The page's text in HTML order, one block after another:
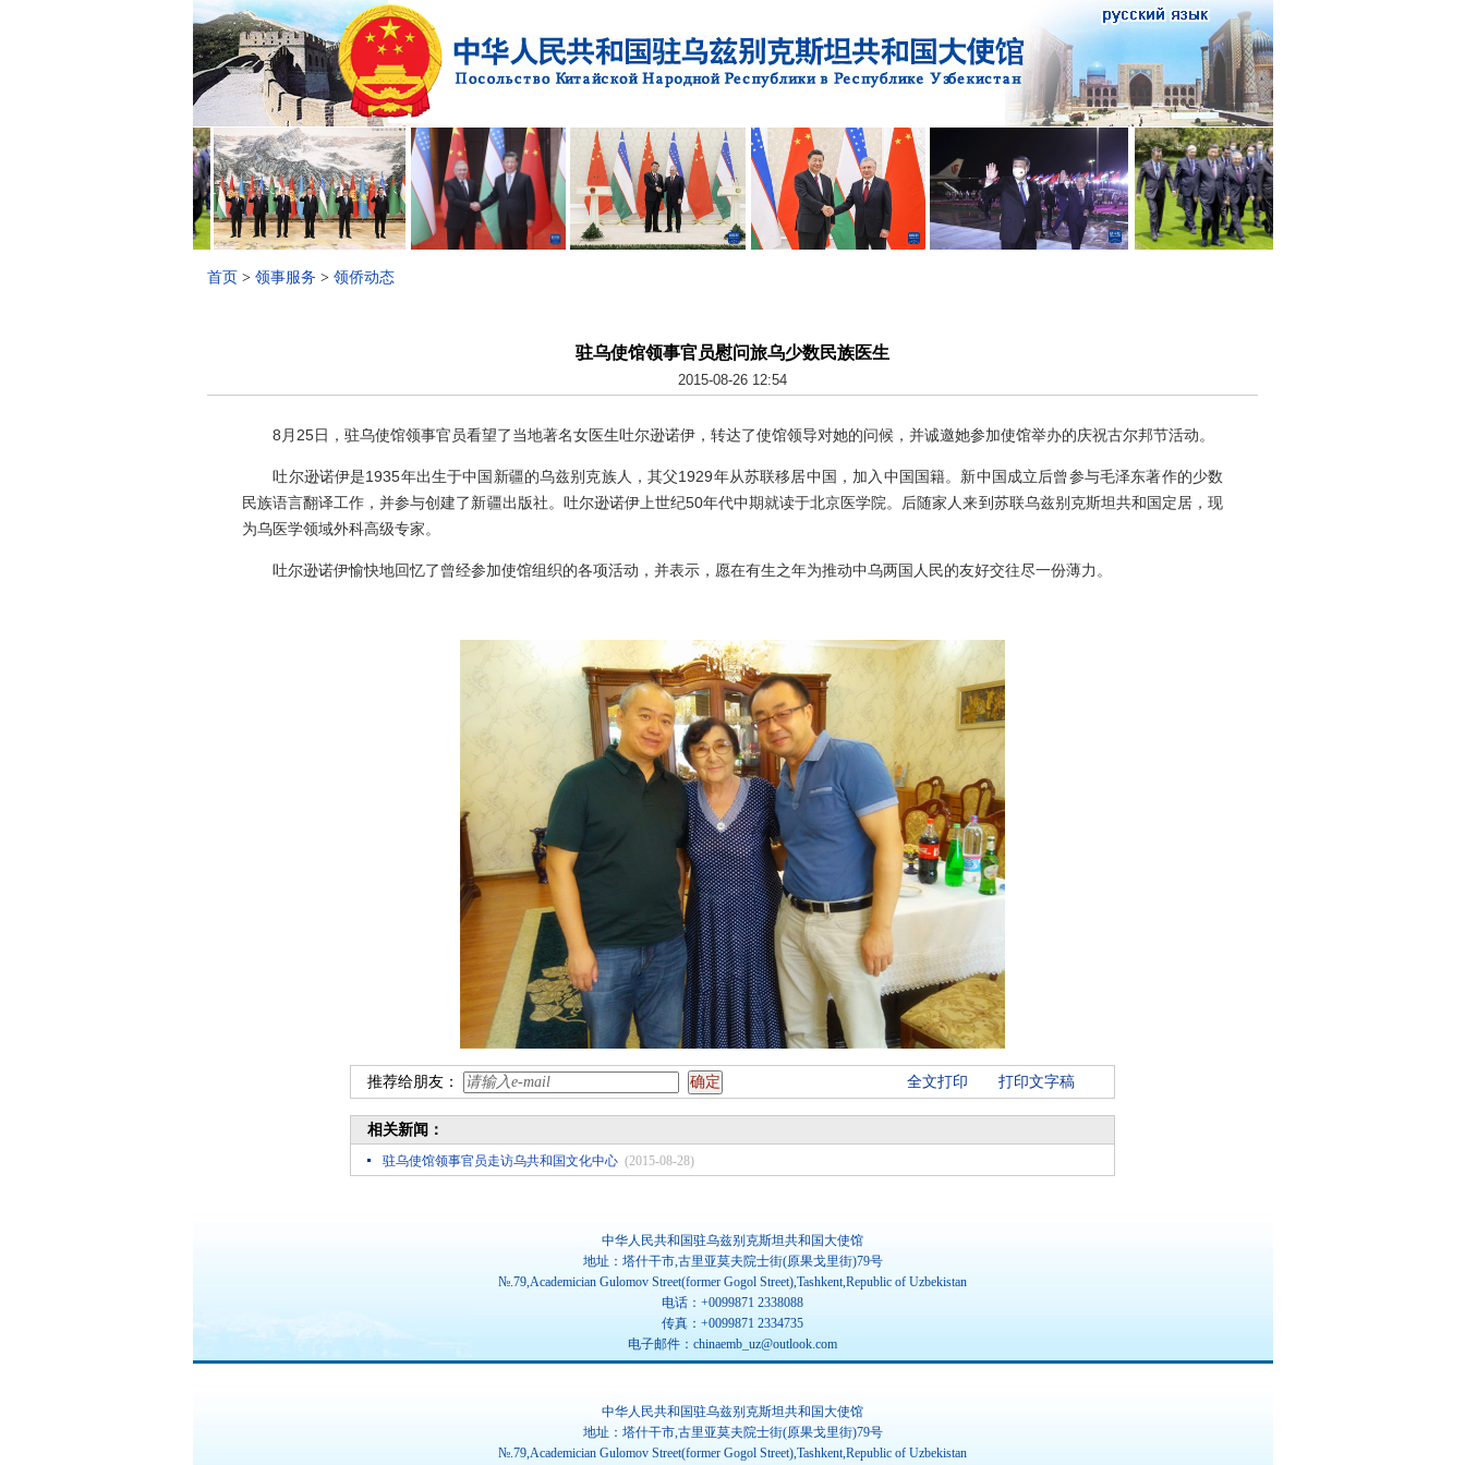
首页 > 领事服务 > 领侨动态
驻乌使馆领事官员慰问旅乌少数民族医生
2015-08-26 12:54
8月25日，驻乌使馆领事官员看望了当地著名女医生吐尔逊诺伊，转达了使馆领导对她的问候，并诚邀她参加使馆举办的庆祝古尔邦节活动。
吐尔逊诺伊是1935年出生于中国新疆的乌兹别克族人，其父1929年从苏联移居中国，加入中国国籍。新中国成立后曾参与毛泽东著作的少数
民族语言翻译工作，并参与创建了新疆出版社。吐尔逊诺伊上世纪50年代中期就读于北京医学院。后随家人来到苏联乌兹别克斯坦共和国定居，现
为乌医学领域外科高级专家。
吐尔逊诺伊愉快地回忆了曾经参加使馆组织的各项活动，并表示，愿在有生之年为推动中乌两国人民的友好交往尽一份薄力。
推荐给朋友： 全文打印 打印文字稿
相关新闻：
驻乌使馆领事官员走访乌共和国文化中心 (2015-08-28)
中华人民共和国驻乌兹别克斯坦共和国大使馆
地址：塔什干市,古里亚莫夫院士街(原果戈里街)79号
№.79,Academician Gulomov Street(former Gogol Street),Tashkent,Republic of Uzbekistan
电话：+0099871 2338088
传真：+0099871 2334735
电子邮件：chinaemb_uz@outlook.com
中华人民共和国驻乌兹别克斯坦共和国大使馆
地址：塔什干市,古里亚莫夫院士街(原果戈里街)79号
№.79,Academician Gulomov Street(former Gogol Street),Tashkent,Republic of Uzbekistan